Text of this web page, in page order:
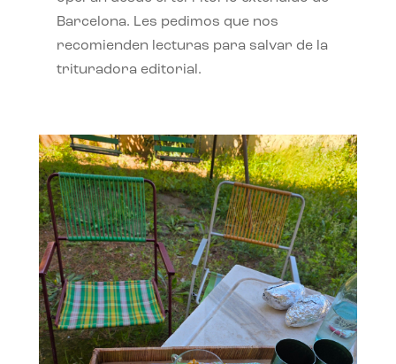
Barcelona. Les pedimos que nos
recomienden lecturas para salvar de la
trituradora editorial.